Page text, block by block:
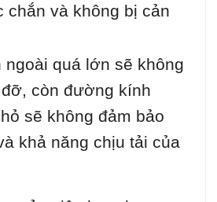
chắn và không bị cản
quá lớn sẽ không
còn đường kính
sẽ không đảm bảo
khả năng chịu tải của